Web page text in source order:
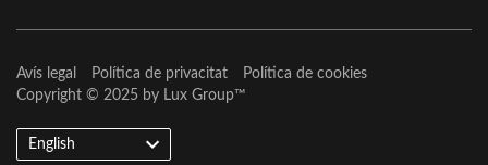
Avís legal Política de privacitat
Política de cookies
Copyright © 2025 by Lux Group™
English